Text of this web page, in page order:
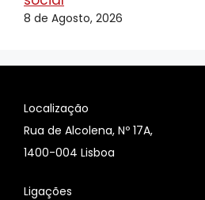
8 de Agosto, 2026
Localização
Rua de Alcolena, Nº 17A,
1400-004 Lisboa
Ligações